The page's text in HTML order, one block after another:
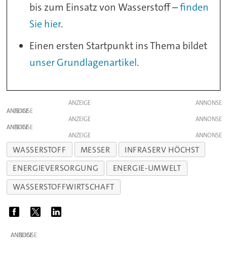
bis zum Einsatz von Wasserstoff –finden
Sie hier.
Einen ersten Startpunkt ins Thema bildet
unser Grundlagenartikel.
ANZEIGE
ANZEIGE
ANZEIGE
ANZEIGE
ANZEIGE
WASSERSTOFF MESSER
INFRASERV HÖCHST
ENERGIEVERSORGUNG
ENERGIE-UMWELT
WASSERSTOFFWIRTSCHAFT
ANZEIGE